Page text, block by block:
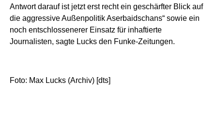
Antwort darauf ist jetzt erst recht ein geschärfter Blick auf
die aggressive Außenpolitik Aserbaidschans“ sowie ein
noch entschlossenerer Einsatz für inhaftierte
Journalisten, sagte Lucks den Funke-Zeitungen.
Foto: Max Lucks (Archiv) [dts]